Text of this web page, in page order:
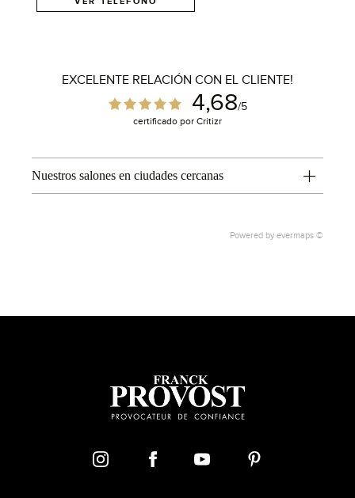
EXCELENTE RELACIÓN CON EL CLIENTE!
4,68/5
certificado por Critizr
Nuestros salones en ciudades cercanas
Powered by evermaps ©